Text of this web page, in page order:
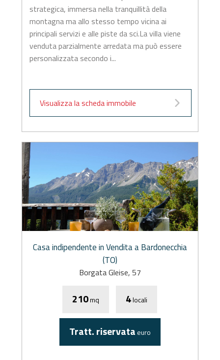
strategica, immersa nella tranquillità della
montagna ma allo stesso tempo vicina ai
principali servizi e alle piste da sci.La villa viene
venduta parzialmente arredata ma può essere
personalizzata secondo i...
Visualizza la scheda immobile
Casa indipendente in Vendita a Bardonecchia
(TO)
Borgata Gleise, 57
210mq 4locali
Tratt. riservata euro